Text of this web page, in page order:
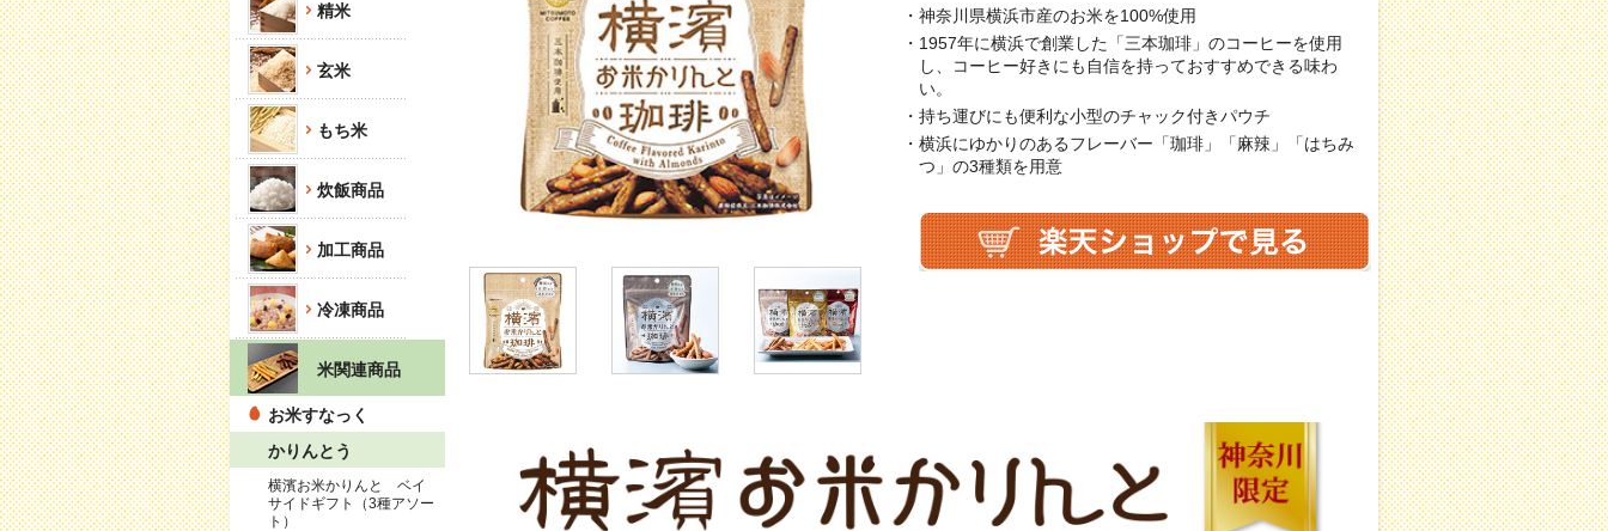
精米
玄米
もち米
炊飯商品
加工商品
冷凍商品
米関連商品
お米すなっく
かりんとう
横濱お米かりんと ベイ
サイドギフト（3種アソー
ト）
・神奈川県横浜市産のお米を100%使用
・1957年に横浜で創業した「三本珈琲」のコーヒーを使用
し、コーヒー好きにも自信を持っておすすめできる味わ
い。
・持ち運びにも便利な小型のチャック付きパウチ
・横浜にゆかりのあるフレーバー「珈琲」「麻辣」「はちみ
つ」の3種類を用意